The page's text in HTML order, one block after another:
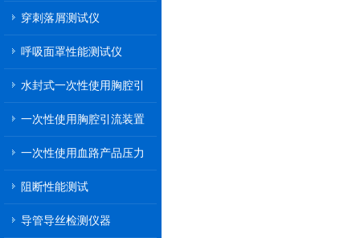
穿刺落屑测试仪
呼吸面罩性能测试仪
水封式一次性使用胸腔引
一次性使用胸腔引流装置
一次性使用血路产品压力
阻断性能测试
导管导丝检测仪器